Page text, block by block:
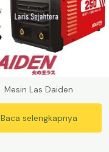
Mesin Las Daiden
Baca selengkapnya